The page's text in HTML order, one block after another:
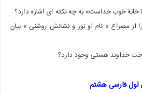
از مصراع « نام او نور و نشانش روشنی » بیان
اول فارسی هشتم